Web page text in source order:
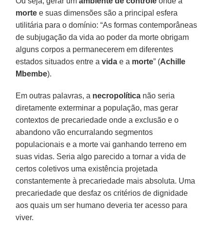
morte e suas dimensões são a principal esfera
utilitária para o domínio: “As formas contemporâneas
de subjugação da vida ao poder da morte obrigam
alguns corpos a permanecerem em diferentes
estados situados entre avida e a morte” (Achille
Mbembe).
Em outras palavras, a necropolítica não seria
diretamente exterminar a população, mas gerar
contextos de precariedade onde a exclusão e o
abandono vão encurralando segmentos
populacionais e a morte vai ganhando terreno em
suas vidas. Seria algo parecido a tornar a vida de
certos coletivos uma existência projetada
constantemente à precariedade mais absoluta. Uma
precariedade que desfaz os critérios de dignidade
aos quais um ser humano deveria ter acesso para
viver.